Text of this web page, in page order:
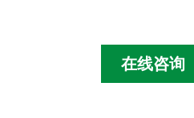
在线咨询